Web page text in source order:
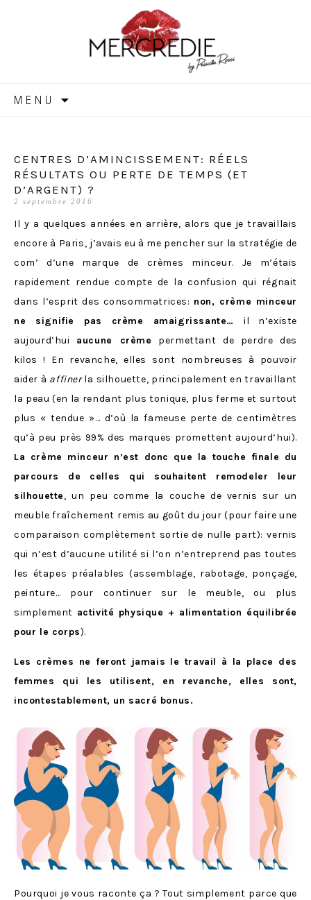
MERCREDIE
MENU
CENTRES D’AMINCISSEMENT: RÉELS
RÉSULTATS OU PERTE DE TEMPS (ET
D’ARGENT) ?
2 septembre 2016
Il y a quelques années en arrière, alors que je travaillais
encore à Paris, j’avais eu à me pencher sur la stratégie de
com’ d’une marque de crèmes minceur. Je m’étais
rapidement rendue compte de la confusion qui régnait
dans l’esprit des consommatrices: non, crème minceur
ne signifie pas crème amaigrissante…il n’existe
aujourd’hui aucune crème permettant de perdre des
kilos ! En revanche, elles sont nombreuses à pouvoir
aider à affinerla silhouette, principalement en travaillant
la peau (en la rendant plus tonique, plus ferme et surtout
plus « tendue »… d’où la fameuse perte de centimètres
qu’à peu près 99% des marques promettent aujourd’hui).
La crème minceur n’est donc que la touche finale du
parcours de celles qui souhaitent remodeler leur
silhouette, un peu comme la couche de vernis sur un
meuble fraîchement remis au goût du jour (pour faire une
comparaison complètement sortie de nulle part): vernis
qui n’est d’aucune utilité si l’on n’entreprend pas toutes
les étapes préalables (assemblage, rabotage, ponçage,
peinture… pour continuer sur le meuble, ou plus
simplement activité physique + alimentation équilibrée
pour le corps).
Les crèmes ne feront jamais le travail à la place des
femmes qui les utilisent, en revanche, elles sont,
incontestablement, un sacré bonus.
Pourquoi je vous raconte ça ? Tout simplement parce que